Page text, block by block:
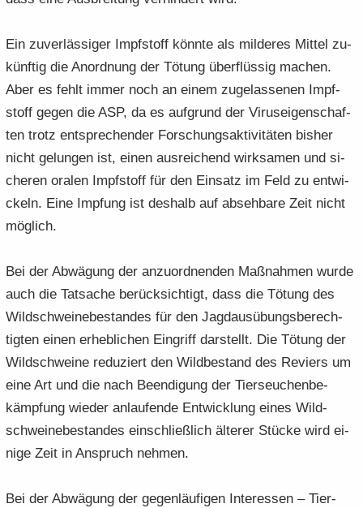
Ein zu­ver­läs­si­ger Impf­stoff könn­te als mil­de­res Mit­tel zu­
künf­tig die An­ord­nung der Tö­tung über­flüs­sig ma­chen.
Aber es fehlt immer noch an einem zu­ge­las­se­nen Impf­
stoff gegen die ASP, da es auf­grund der Vi­rus­ei­gen­schaf­
ten trotz ent­spre­chen­der For­schungs­ak­ti­vi­tä­ten bis­her
nicht ge­lun­gen ist, einen aus­rei­chend wirk­sa­men und si­
che­ren ora­len Impf­stoff für den Ein­satz im Feld zu ent­wi­
ckeln. Eine Imp­fung ist des­halb auf ab­seh­ba­re Zeit nicht
mög­lich.
Bei der Ab­wä­gung der an­zu­ord­nen­den Maß­nah­men wurde
auch die Tat­sa­che be­rück­sich­tigt, dass die Tö­tung des
Wild­schwei­ne­be­stan­des für den Jagd­aus­übungs­be­rech­
tig­ten einen er­heb­li­chen Ein­griff dar­stellt. Die Tö­tung der
Wild­schwei­ne re­du­ziert den Wild­be­stand des Re­viers um
eine Art und die nach Be­en­di­gung der Tier­seu­chen­be­
kämp­fung wie­der an­lau­fen­de Ent­wick­lung eines Wild­
schwei­ne­be­stan­des ein­schließ­lich äl­te­rer Stü­cke wird ei­
ni­ge Zeit in An­spruch neh­men.
Bei der Ab­wä­gung der ge­gen­läu­fi­gen In­ter­es­sen – Tier­